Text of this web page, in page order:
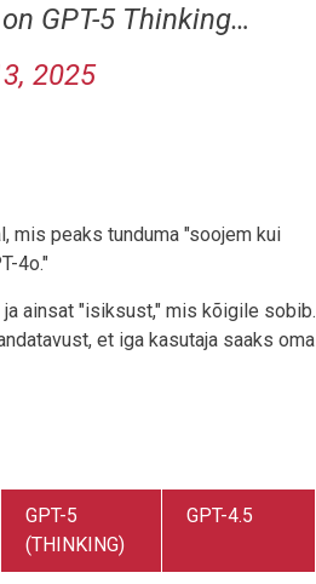
GPT-5 Thinking…
2025
mis peaks tunduma "soojem kui
4o."
ainsat "isiksust," mis kõigile sobib.
et iga kasutaja saaks oma
GPT-5
(THINKING)
GPT-4.5